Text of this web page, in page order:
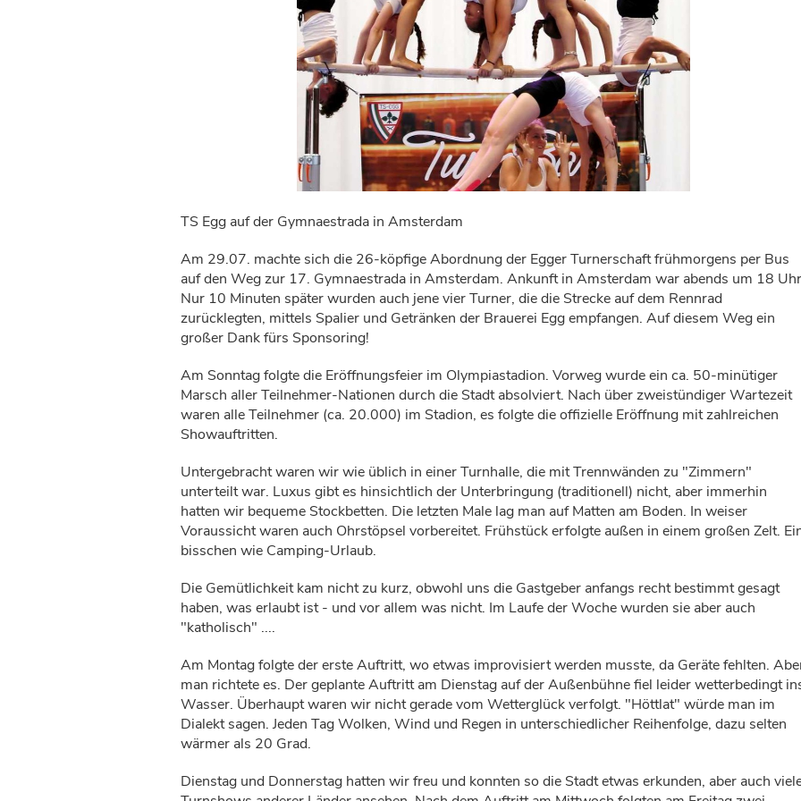
TS Egg auf der Gymnaestrada in Amsterdam
Am 29.07. machte sich die 26-köpfige Abordnung der Egger Turnerschaft frühmorgens per Bus
auf den Weg zur 17. Gymnaestrada in Amsterdam. Ankunft in Amsterdam war abends um 18
Nur 10 Minuten später wurden auch jene vier Turner, die die Strecke auf dem Rennrad
zurücklegten, mittels Spalier und Getränken der Brauerei Egg empfangen. Auf diesem Weg ein
großer Dank fürs Sponsoring!
Am Sonntag folgte die Eröffnungsfeier im Olympiastadion. Vorweg wurde ein ca. 50-minütiger
Marsch aller Teilnehmer-Nationen durch die Stadt absolviert. Nach über zweistündiger Wartezeit
waren alle Teilnehmer (ca. 20.000) im Stadion, es folgte die offizielle Eröffnung mit zahlreichen
Showauftritten.
Untergebracht waren wir wie üblich in einer Turnhalle, die mit Trennwänden zu "Zimmern"
unterteilt war. Luxus gibt es hinsichtlich der Unterbringung (traditionell) nicht, aber immerhin
hatten wir bequeme Stockbetten. Die letzten Male lag man auf Matten am Boden. In weiser
Voraussicht waren auch Ohrstöpsel vorbereitet. Frühstück erfolgte außen in einem großen Zelt.
bisschen wie Camping-Urlaub.
Die Gemütlichkeit kam nicht zu kurz, obwohl uns die Gastgeber anfangs recht bestimmt gesagt
haben, was erlaubt ist - und vor allem was nicht. Im Laufe der Woche wurden sie aber auch
"katholisch" ....
Am Montag folgte der erste Auftritt, wo etwas improvisiert werden musste, da Geräte fehlten.
man richtete es. Der geplante Auftritt am Dienstag auf der Außenbühne fiel leider wetterbedingt
Wasser. Überhaupt waren wir nicht gerade vom Wetterglück verfolgt. "Höttlat" würde man im
Dialekt sagen. Jeden Tag Wolken, Wind und Regen in unterschiedlicher Reihenfolge, dazu selten
wärmer als 20 Grad.
Dienstag und Donnerstag hatten wir freu und konnten so die Stadt etwas erkunden, aber auch